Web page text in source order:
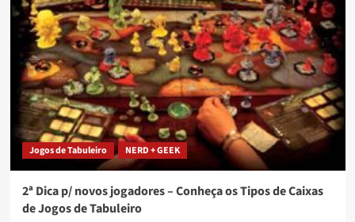
Jogos de Tabuleiro NERD + GEEK
2ª Dica p/ novos jogadores – Conheça os Tipos de Caixas
de Jogos de Tabuleiro